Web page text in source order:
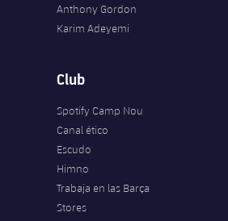
Anthony Gordon
Karim Adeyemi
Club
Spotify Camp Nou
Canal ético
Escudo
Himno
Trabaja en las Barça
Stores